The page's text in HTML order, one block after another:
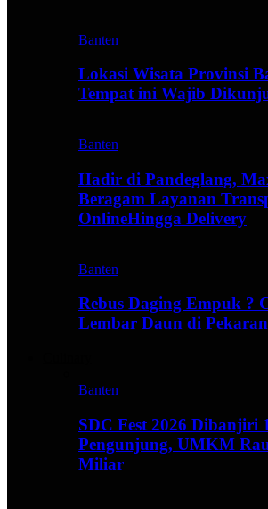
Banten
Lokasi Wisata Provinsi
Tempat ini Wajib
Banten
Hadir di Pandeglang,
Beragam Layanan
OnlineHingga Delivery
Banten
Rebus Daging Empuk ?
Lembar Daun di
Banten
SDC Fest 2026 Dibanjiri
Pengunjung, UMKM
Miliar